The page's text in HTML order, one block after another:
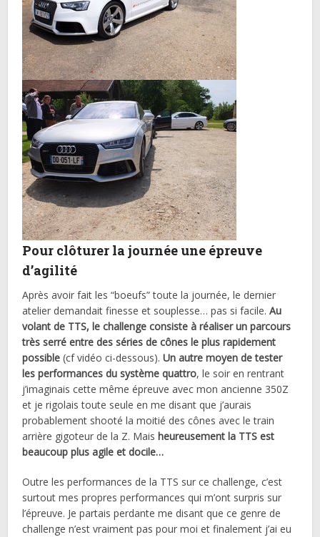
Pour clôturer la journée une épreuve
d’agilité
Après avoir fait les “boeufs” toute la journée, le dernier
atelier demandait finesse et souplesse… pas si facile.Au
volant de TTS, le challenge consiste à réaliser un parcours
très serré entre des séries de cônes le plus rapidement
possible(cf vidéo ci-dessous). Un autre moyen de tester
les performances du système quattro, le soir en rentrant
j’imaginais cette même épreuve avec mon ancienne 350Z
et je rigolais toute seule en me disant que j’aurais
probablement shooté la moitié des cônes avec le train
arrière gigoteur de la Z. Mais heureusement la TTS est
beaucoup plus agile et docile…
Outre les performances de la TTS sur ce challenge, c’est
surtout mes propres performances qui m’ont surpris sur
l’épreuve. Je partais perdante me disant que ce genre de
challenge n’est vraiment pas pour moi et finalement j’ai eu